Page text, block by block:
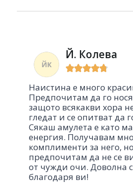
Й. Колева

Наистина е много
Предпочитам да го
защото всякакви хора
гледат и се опитват да
Сякаш амулета е като
енергия. Получавам
комплименти за него, но
предпочитам да не се
от чужди очи. Доволна
благодаря ви!